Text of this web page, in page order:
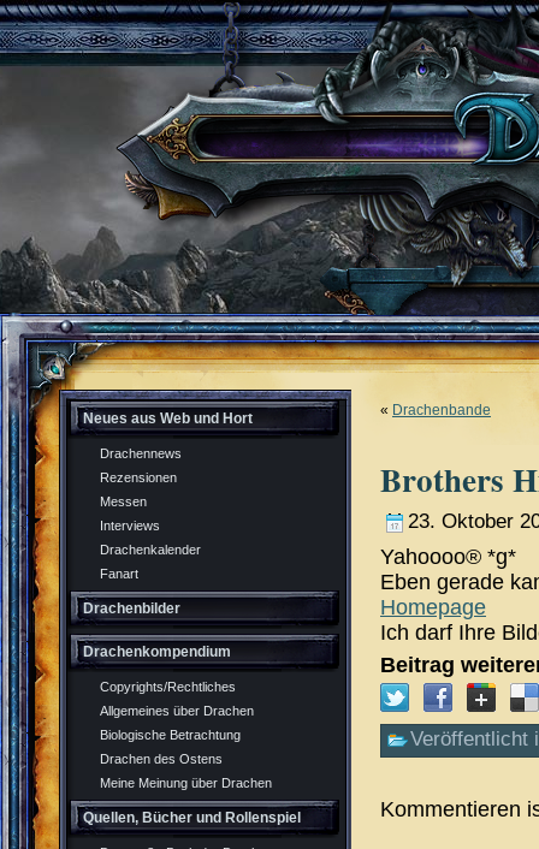
Neues aus Web und Hort
Drachennews
Rezensionen
Messen
Interviews
Drachenkalender
Fanart
Drachenbilder
Drachenkompendium
Copyrights/Rechtliches
Allgemeines über Drachen
Biologische Betrachtung
Drachen des Ostens
Meine Meinung über Drachen
Quellen, Bücher und Rollenspiel
« Drachenbande
Brothers
23. Oktober
Yahoooo® *g*
Eben gerade
Homepage
Ich darf Ihre
Beitrag
Veröffentlicht
Kommentieren